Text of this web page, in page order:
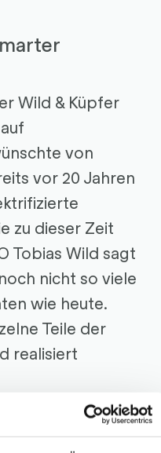
Wild & Küpfer
von
vor 20 Jahren
zu dieser Zeit
Tobias Wild sagt
nicht so viele
wie heute.
Teile der
realisiert
für uns
das durch